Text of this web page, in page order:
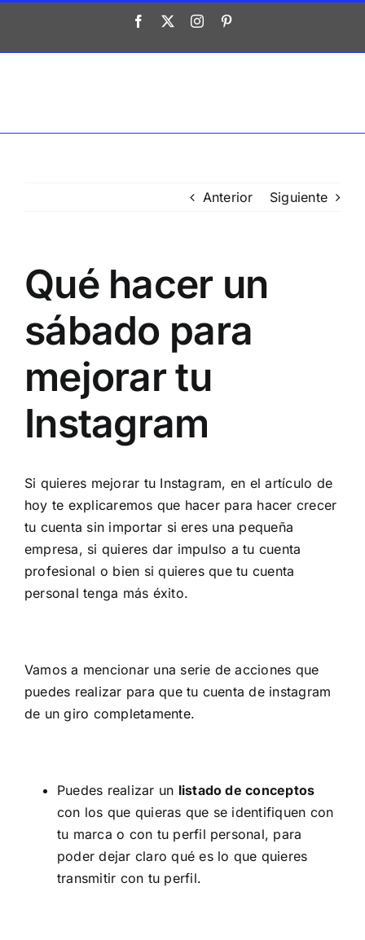
contenido
Facebook Instagram
Anterior Siguiente
Qué hacer un
sábado para
mejorar tu
Instagram
Si quieres mejorar tu Instagram, en el artículo de
hoy te explicaremos que hacer para hacer crecer
tu cuenta sin importar si eres una pequeña
empresa, si quieres dar impulso a tu cuenta
profesional o bien si quieres que tu cuenta
personal tenga más éxito.
Vamos a mencionar una serie de acciones que
puedes realizar para que tu cuenta de instagram
de un giro completamente.
Puedes realizar un listado de conceptos
con los que quieras que se identifiquen con
tu marca o con tu perfil personal, para
poder dejar claro qué es lo que quieres
transmitir con tu perfil.